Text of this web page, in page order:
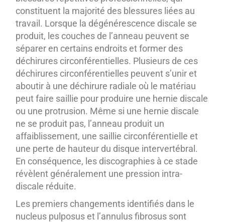
constituent la majorité des blessures liées au
travail. Lorsque la dégénérescence discale se
produit, les couches de l’anneau peuvent se
séparer en certains endroits et former des
déchirures circonférentielles. Plusieurs de ces
déchirures circonférentielles peuvent s’unir et
aboutir à une déchirure radiale où le matériau
peut faire saillie pour produire une hernie discale
ou une protrusion. Même si une hernie discale
ne se produit pas, l’anneau produit un
affaiblissement, une saillie circonférentielle et
une perte de hauteur du disque intervertébral.
En conséquence, les discographies à ce stade
révèlent généralement une pression intra-
discale réduite.
Les premiers changements identifiés dans le
nucleus pulposus et l’annulus fibrosus sont